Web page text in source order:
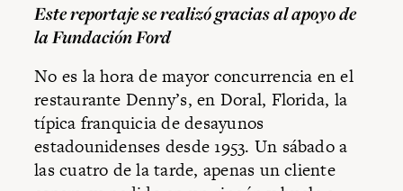
Este reportaje se realizó gracias al apoyo de
la Fundación Ford
No es la hora de mayor concurrencia en el
restaurante Denny’s, en Doral, Florida, la
típica franquicia de desayunos
estadounidenses desde 1953. Un sábado a
las cuatro de la tarde, apenas un cliente